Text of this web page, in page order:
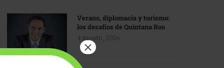
Verano, diplomacia y turismo:
los desafíos de Quintana Roo
4 agosto, 2026
×